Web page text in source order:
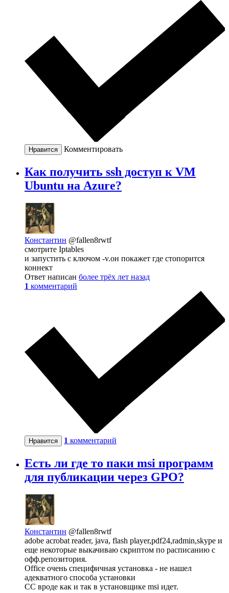
Нравится Комментировать
Как получить ssh доступ к VM
Ubuntu на Azure?
Константин @fallen8rwtf
смотрите Iptables
и запустить с ключом -v.он покажет где стопорится
коннект
Ответ написан более трёх лет назад
1 комментарий
Нравится 1 комментарий
Есть ли где то паки msi программ
для публикации через GPO?
Константин @fallen8rwtf
adobe acrobat reader, java, flash player,pdf24,radmin,skype и
еще некоторые выкачиваю скриптом по расписанию с
офф.репозитория.
Office очень специфичная установка - не нашел
адекватного способа установки
CC вроде как и так в установщике msi идет.